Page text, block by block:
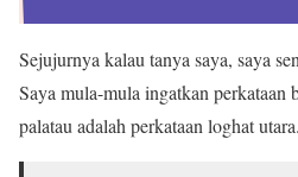
Sejujurnya kalau tanya saya, saya
Saya mula-mula ingatkan perkataan
palatau adalah perkataan loghat utara.